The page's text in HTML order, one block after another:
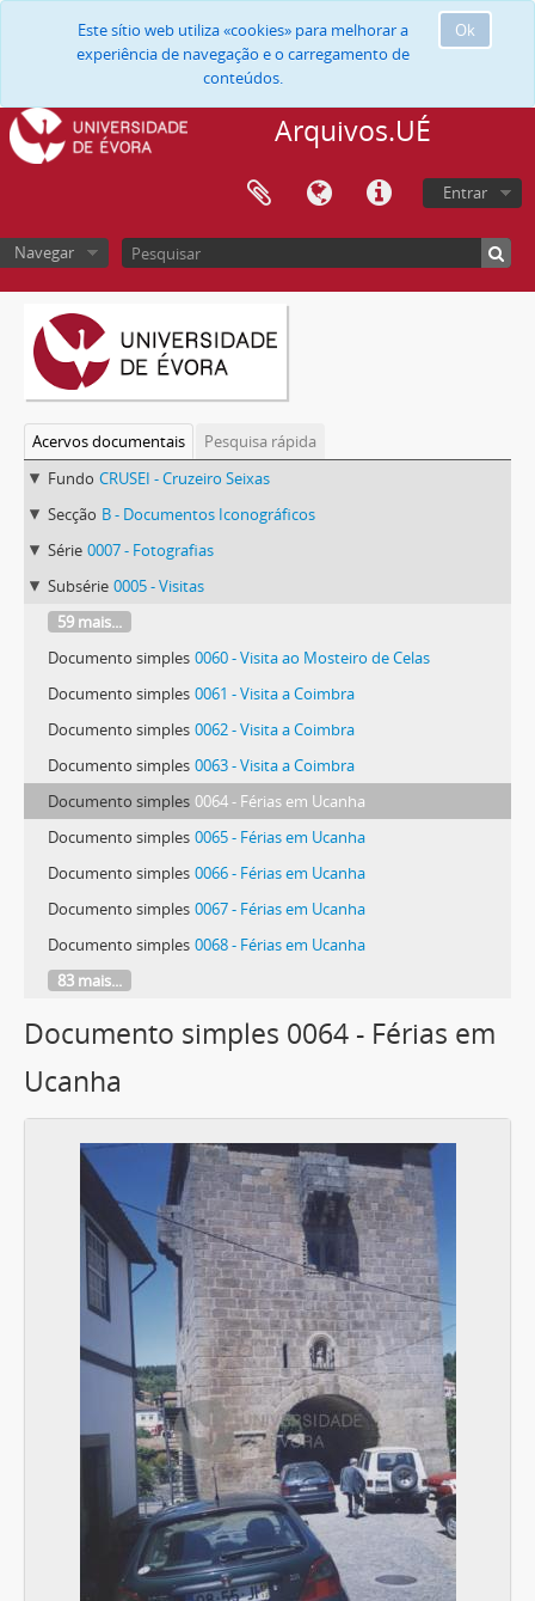
Ok
Este sítio web utiliza «cookies» para melhorar a
experiência de navegação e o carregamento de
conteúdos.
Arquivos.UÉ
Entrar
Navegar
Acervos documentais
Pesquisa rápida
Fundo CRUSEI - Cruzeiro Seixas
Secção B - Documentos Iconográficos
Série 0007 - Fotografias
Subsérie 0005 - Visitas
59 mais...
Documento simples 0060 - Visita ao Mosteiro de Celas
Documento simples 0061 - Visita a Coimbra
Documento simples 0062 - Visita a Coimbra
Documento simples 0063 - Visita a Coimbra
Documento simples 0064 - Férias em Ucanha
Documento simples 0065 - Férias em Ucanha
Documento simples 0066 - Férias em Ucanha
Documento simples 0067 - Férias em Ucanha
Documento simples 0068 - Férias em Ucanha
83 mais...
Documento simples 0064 - Férias em
Ucanha